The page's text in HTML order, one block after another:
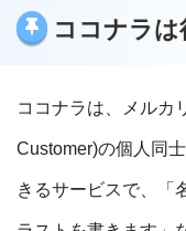
ココナラ
ココナラは、メルカ
Customer)の個人同
きるサービスで、「